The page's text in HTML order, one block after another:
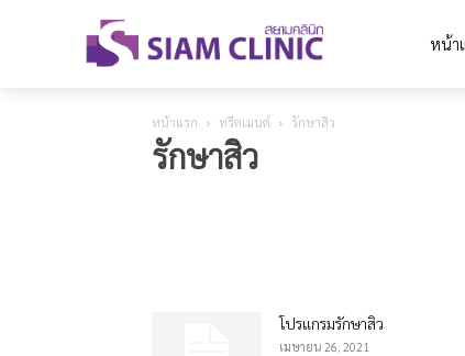
หน้า
หน้าแรก ทรีตเมนต์ รักษาสิว
รักษาสิว
โปรแกรมรักษาสิว
เมษายน 26, 2021